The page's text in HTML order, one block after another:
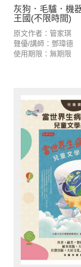
灰狗．毛驢．機
王國(不限時間)
原文作者：管家琪
聲優/講師：鄧瑋德
使用期限：無期限